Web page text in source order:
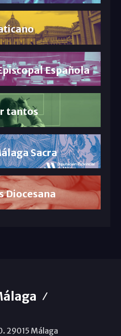
Española
tantos
Sacra
Diocesana
29015 Málaga